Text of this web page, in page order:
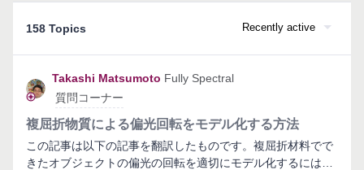
158 Topics Recently active
Takashi Matsumoto Fully Spectral
質問コーナー
複屈折物質による偏光回転をモデル化する方法
この記事は以下の記事を翻訳したものです。複屈折材料でで
きたオブジェクトの偏光の回転を適切にモデル化するには、